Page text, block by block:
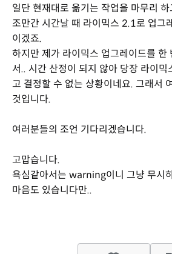
일단 현재대로 옮기는 작업을 마무리 하
조만간 시간날 때 라이믹스 2.1로 업그
이겠죠.
하지만 제가 라이믹스 업그레이드를 한
서.. 시간 산정이 되지 않아 당장 라이믹
고 결정할 수 없는 상황이네요. 그래서
것입니다.
여러분들의 조언 기다리겠습니다.
고맙습니다.
욕심같아서는 warning이니 그냥 무시
마음도 있습니다만..